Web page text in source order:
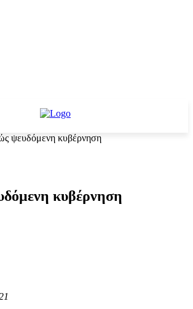
ψευδόμενη κυβέρνηση
κυβέρνηση